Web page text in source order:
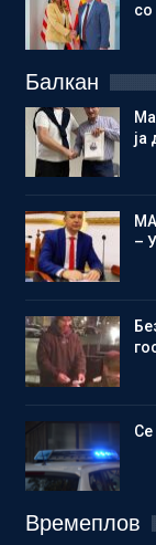
Балкан
ја
–
Се
Времеплов